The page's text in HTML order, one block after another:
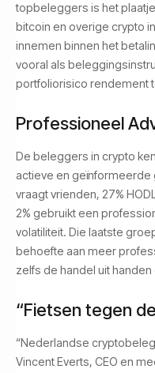
topbeleggers is het
bitcoin en overige crypto
innemen binnen het
vooral als
portfoliorisico rendement
Professioneel
De beleggers in crypto
actieve en
vraagt vrienden, 27%
2% gebruikt een
volatiliteit. Die laatste
behoefte aan meer
zelfs de handel uit handen
“Fietsen tegen
“Nederlandse
Vincent Everts, CEO en